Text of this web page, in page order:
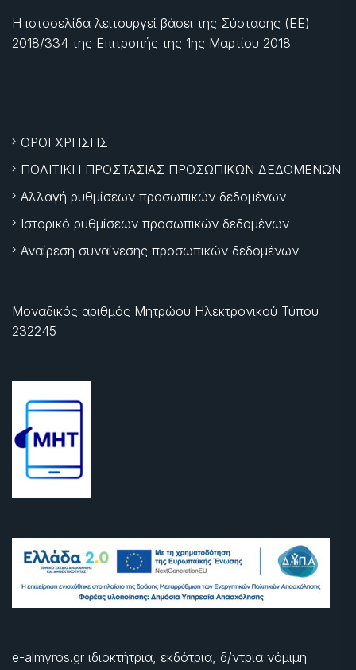
Η ιστοσελίδα λειτουργεί βάσει της Σύστασης (ΕΕ)
2018/334 της Επιτροπής της 1ης Μαρτίου 2018
ΟΡΟΙ ΧΡΗΣΗΣ
ΠΟΛΙΤΙΚΗ ΠΡΟΣΤΑΣΙΑΣ ΠΡΟΣΩΠΙΚΩΝ ΔΕΔΟΜΕΝΩΝ
Αλλαγή ρυθμίσεων προσωπικών δεδομένων
Ιστορικό ρυθμίσεων προσωπικών δεδομένων
Αναίρεση συναίνεσης προσωπικών δεδομένων
Μοναδικός αριθμός Μητρώου Ηλεκτρονικού Τύπου
232245
e-almyros.gr ιδιοκτήτρια, εκδότρια, δ/ντρια νόμιμη